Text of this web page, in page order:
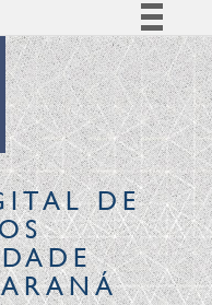
Simplifique!
Comunica BR
Participe
Acesso à informação
Legislação
CanaisDE